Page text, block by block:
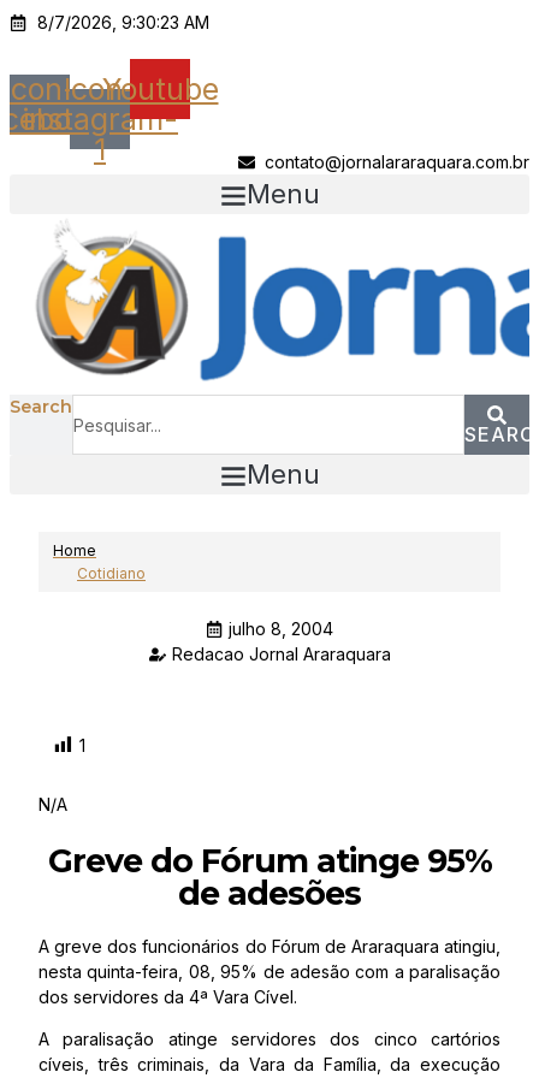
Ir
o
conteúdo
8/7/2026, 9:30:23 AM
Icon-Icon-
instagram-
1
Youtube
contato@jornalararaquara.com.br
Menu
Search
Menu
Home
Cotidiano
julho 8, 2004
Redacao Jornal Araraquara
1
N/A
Greve do Fórum atinge 95%
de adesões
A greve dos funcionários do Fórum de Araraquara atingiu,
nesta quinta-feira, 08, 95% de adesão com a paralisação
dos servidores da 4ª Vara Cível.
A paralisação atinge servidores dos cinco cartórios
cíveis, três criminais, da Vara da Família, da execução